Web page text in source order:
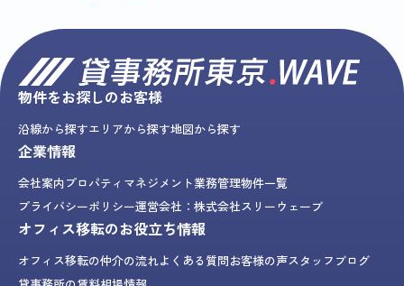
物件をお探しのお客様
沿線から探すエリアから探す地図から探す
企業情報
会社案内プロパティマネジメント業務管理物件一覧
プライバシーポリシー運営会社：株式会社スリーウェーブ
オフィス移転のお役立ち情報
オフィス移転の仲介の流れよくある質問お客様の声スタッフブログ